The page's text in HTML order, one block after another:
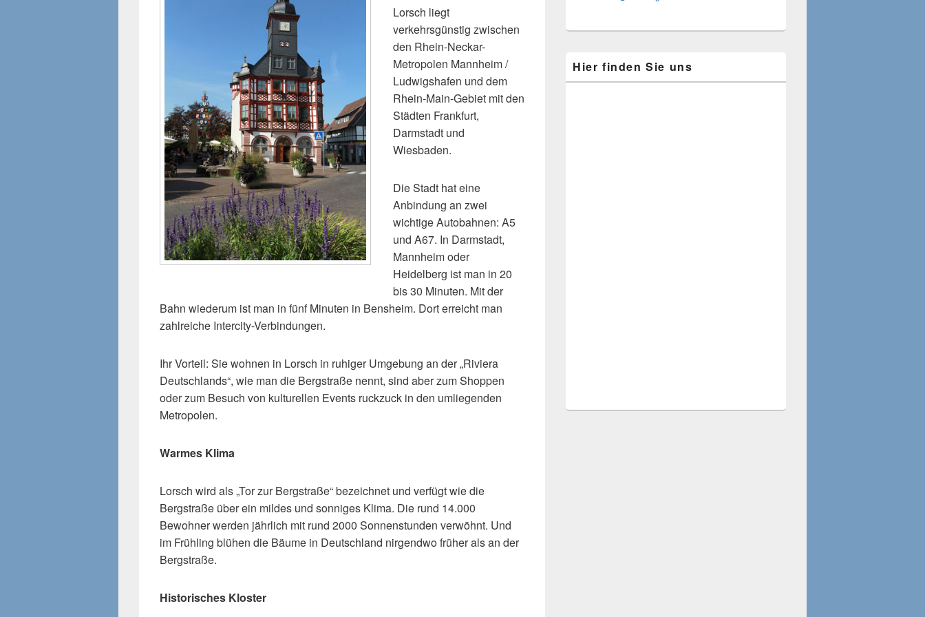
Lorsch liegt
verkehrsgünstig zwischen
den Rhein-Neckar-
Metropolen Mannheim /
Ludwigshafen und dem
Rhein-Main-Gebiet mit den
Städten Frankfurt,
Darmstadt und
Wiesbaden.
Die Stadt hat eine
Anbindung an zwei
wichtige Autobahnen: A5
und A67. In Darmstadt,
Mannheim oder
Heidelberg ist man in 20
bis 30 Minuten. Mit der
Bahn wiederum ist man in fünf Minuten in Bensheim. Dort erreicht man
zahlreiche Intercity-Verbindungen.
Ihr Vorteil: Sie wohnen in Lorsch in ruhiger Umgebung an der „Riviera
Deutschlands“, wie man die Bergstraße nennt, sind aber zum Shoppen
oder zum Besuch von kulturellen Events ruckzuck in den umliegenden
Metropolen.
Warmes Klima
Lorsch wird als „Tor zur Bergstraße“ bezeichnet und verfügt wie die
Bergstraße über ein mildes und sonniges Klima. Die rund 14.000
Bewohner werden jährlich mit rund 2000 Sonnenstunden verwöhnt. Und
im Frühling blühen die Bäume in Deutschland nirgendwo früher als an der
Bergstraße.
Historisches Kloster
Hier finden Sie uns